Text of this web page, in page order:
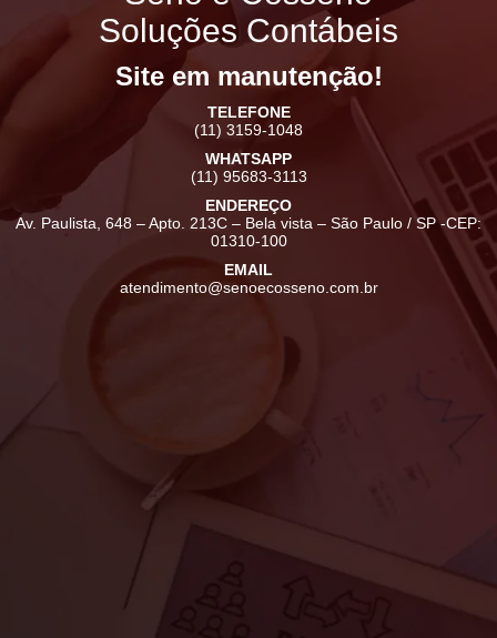
Soluções Contábeis
Site em manutenção!
TELEFONE
(11) 3159-1048
WHATSAPP
(11) 95683-3113
ENDEREÇO
Av. Paulista, 648 – Apto. 213C – Bela vista – São Paulo / SP -CEP:
01310-100
EMAIL
atendimento@senoecosseno.com.br